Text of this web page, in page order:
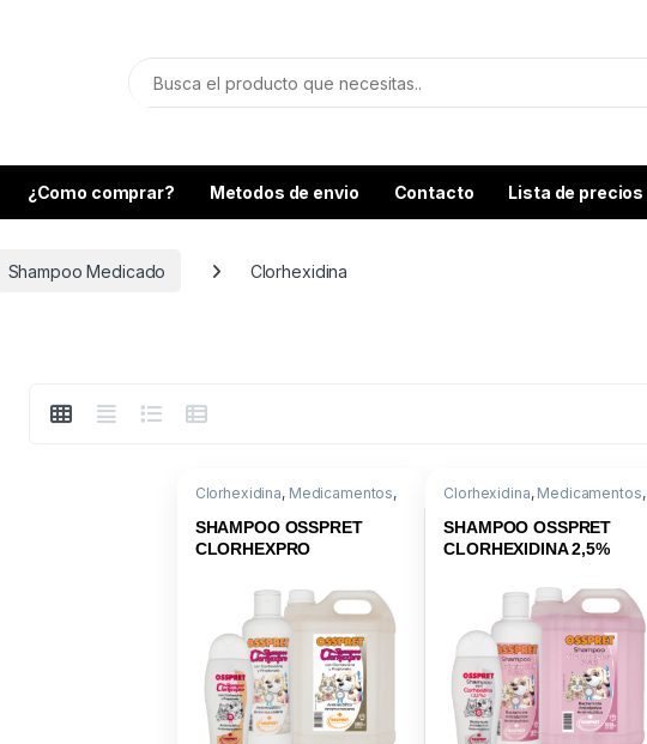
¿Como comprar? Metodos de envio Contacto Lista de precios
Shampoo Medicado Clorhexidina
Clorhexidina, Medicamentos,
SHAMPOO OSSPRET
CLORHEXPRO
Clorhexidina, Medicamentos,
SHAMPOO OSSPRET
CLORHEXIDINA 2,5%